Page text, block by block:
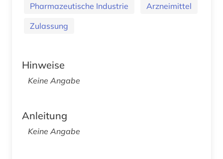
Pharmazeutische Industrie
Arzneimittel
Zulassung
Hinweise
Keine Angabe
Anleitung
Keine Angabe